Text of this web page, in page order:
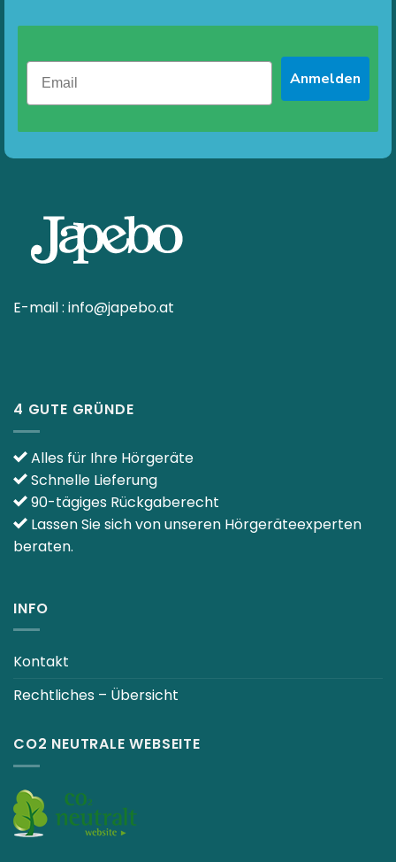
Anmelden
E-mail : info@japebo.at
4 GUTE GRÜNDE
Alles für Ihre Hörgeräte
Schnelle Lieferung
90-tägiges Rückgaberecht
Lassen Sie sich von unseren Hörgeräteexperten
beraten.
INFO
Kontakt
Rechtliches – Übersicht
CO2 NEUTRALE WEBSEITE